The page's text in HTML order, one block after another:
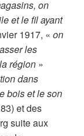
on
et le fil ayant
1917, «on
les
région »
dans
bois et le son
et des
suite aux